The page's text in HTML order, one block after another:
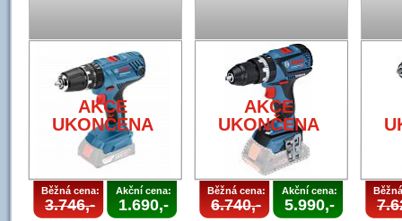
AKCE
UKONČENA
Běžná cena:
3.746,-
Akční cena:
1.690,-
AKCE
UKONČENA
Běžná cena:
6.740,-
Akční cena:
5.990,-